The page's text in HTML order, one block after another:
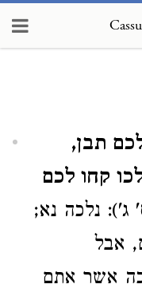
לכם תבן,
קחו לכם
ג'): נלכה נא;
אבל
אשר אתם